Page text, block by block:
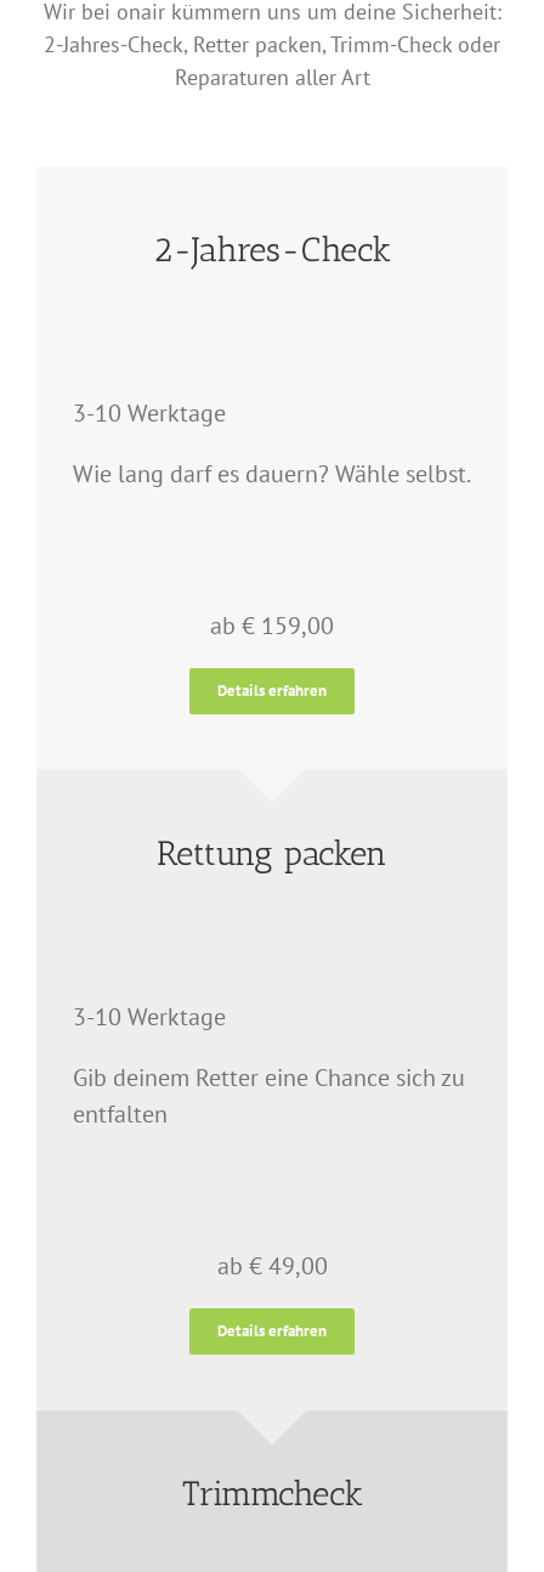
Wir bei onair kümmern uns um deine Sicherheit:
2-Jahres-Check, Retter packen, Trimm-Check oder
Reparaturen aller Art
2-Jahres-Check
3-10 Werktage
Wie lang darf es dauern? Wähle selbst.
ab € 159,00
Details erfahren
Rettung packen
3-10 Werktage
Gib deinem Retter eine Chance sich zu
entfalten
ab € 49,00
Details erfahren
Trimmcheck